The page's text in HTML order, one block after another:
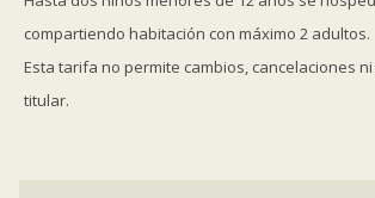
compartiendo habitación con máximo 2 adultos.
Esta tarifa no permite cambios, cancelaciones
titular.